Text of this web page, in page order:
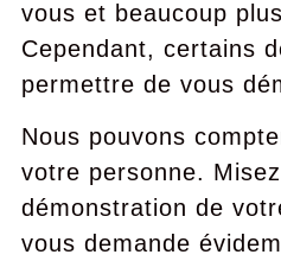
vous et beaucoup
Cependant, certains
permettre de vous
Nous pouvons
votre personne.
démonstration de
vous demande